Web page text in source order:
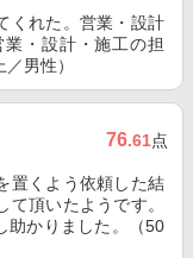
くれた。営業・設計
・設計・施工の担
男性）
76.61点
置くよう依頼した結
頂いたようです。
助かりました。（50